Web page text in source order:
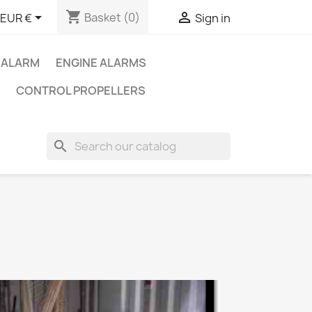
EUR € shopping_cart Basket (0)  Sign in
ENGINE ALARMS
CONTROL PROPELLERS
search